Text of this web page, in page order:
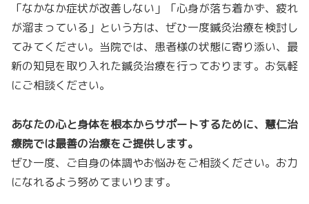
「なかなか症状が改善しない」「心身が落ち着かず、疲れ
が溜まっている」という方は、ぜひ一度鍼灸治療を検討し
てみてください。当院では、患者様の状態に寄り添い、最
新の知見を取り入れた鍼灸治療を行っております。お気軽
にご相談ください。
あなたの心と身体を根本からサポートするために、慧仁治
療院では最善の治療をご提供します。
ぜひ一度、ご自身の体調やお悩みをご相談ください。お力
になれるよう努めてまいります。